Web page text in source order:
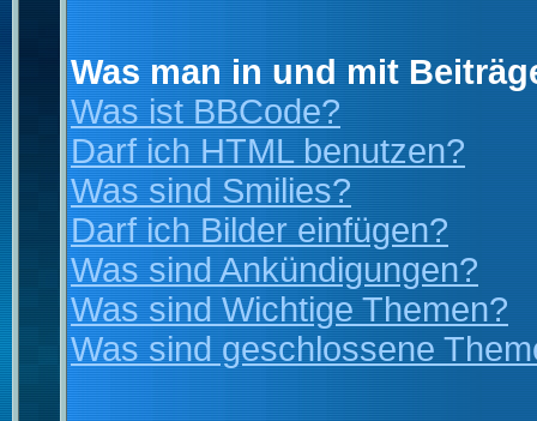
Was man in und mit
Was ist BBCode?
Darf ich HTML benutzen?
Was sind Smilies?
Darf ich Bilder einfügen?
Was sind Ankündigungen?
Was sind Wichtige Themen?
Was sind geschlossene